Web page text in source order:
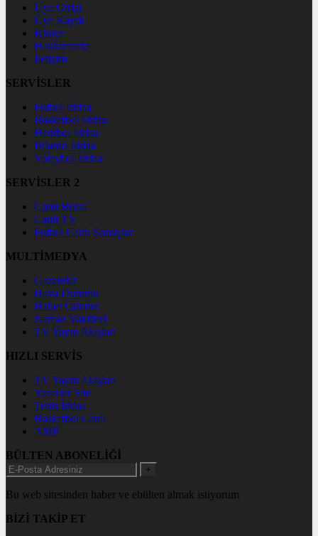
Üye Girişi
Üye Kaydı
Künye
Hakkımızda
İletişim
SERVİSLER
Futbol İddaa
Basketbol İddaa
Hentbol İddaa
Bilardo İddaa
Voleybol İddaa
SERVİSLER 2
Canlı Borsa
Canlı TV
Futbol Canlı Sonuçlar
MULTİMEDYA
Gazeteler
Hava Durumu
Haber Gönder
Namaz Vakitleri
TV Yayın Akışları
HIZLI SERVİS
TV Yayın Akışları
Yazarlar Site
Tenis İddaa
Basketbol Canlı
AMP
BÜLTEN ABONELİĞİ
+
Bu web sitesinden haber ve ebülten almak istiyorum
BİZİ TAKİP ET